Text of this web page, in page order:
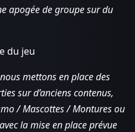
apogée de groupe sur du
du jeu
mettons en place des
sur d’anciens contenus,
/ Mascottes / Montures ou
la mise en place prévue